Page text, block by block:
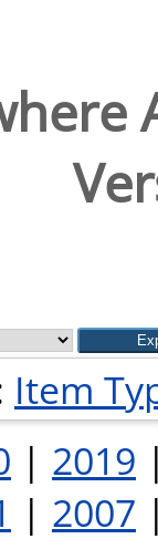
Item
| 2019
| 2007